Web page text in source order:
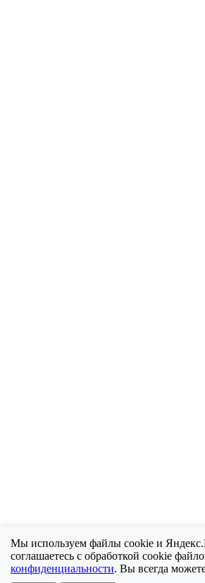
Мы используем файлы cookie и
соглашаетесь с обработкой cookie
конфиденциальности. Вы всегда